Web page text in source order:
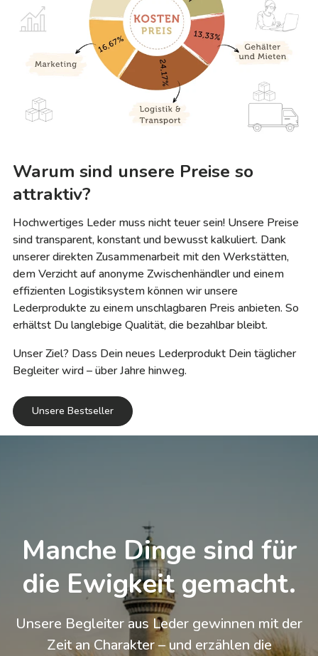
Warum sind unsere Preise so
attraktiv?
Hochwertiges Leder muss nicht teuer sein! Unsere Preise
sind transparent, konstant und bewusst kalkuliert. Dank
unserer direkten Zusammenarbeit mit den Werkstätten,
dem Verzicht auf anonyme Zwischenhändler und einem
effizienten Logistiksystem können wir unsere
Lederprodukte zu einem unschlagbaren Preis anbieten. So
erhältst Du langlebige Qualität, die bezahlbar bleibt.
Unser Ziel? Dass Dein neues Lederprodukt Dein täglicher
Begleiter wird – über Jahre hinweg.
Unsere Bestseller
Manche Dinge sind für
die Ewigkeit gemacht.
Unsere Begleiter aus Leder gewinnen mit der
Zeit an Charakter – und erzählen die